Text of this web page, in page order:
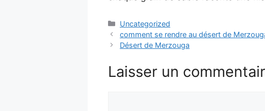
Uncategorized
comment se rendre au désert de
Désert de Merzouga
Laisser un